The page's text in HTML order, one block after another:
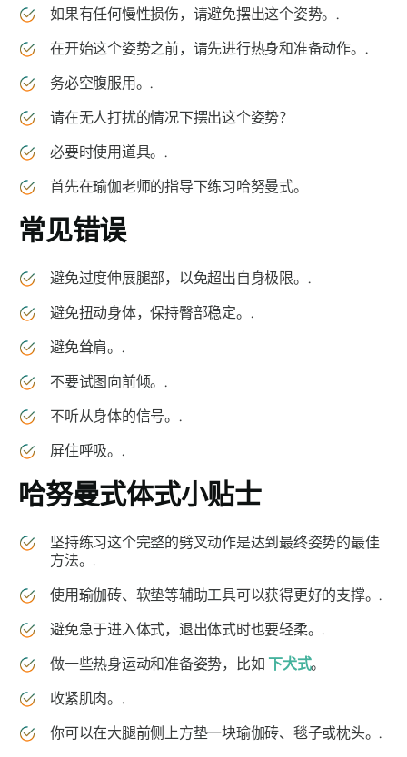
如果有任何慢性损伤，请避免摆出这个姿势。.
在开始这个姿势之前，请先进行热身和准备动作。.
务必空腹服用。.
请在无人打扰的情况下摆出这个姿势？
必要时使用道具。.
首先在瑜伽老师的指导下练习哈努曼式。
常见错误
避免过度伸展腿部，以免超出自身极限。.
避免扭动身体，保持臀部稳定。.
避免耸肩。.
不要试图向前倾。.
不听从身体的信号。.
屏住呼吸。.
哈努曼式体式小贴士
坚持练习这个完整的劈叉动作是达到最终姿势的最佳
方法。.
使用瑜伽砖、软垫等辅助工具可以获得更好的支撑。.
避免急于进入体式，退出体式时也要轻柔。.
做一些热身运动和准备姿势，比如 下犬式。
收紧肌肉。.
你可以在大腿前侧上方垫一块瑜伽砖、毯子或枕头。.